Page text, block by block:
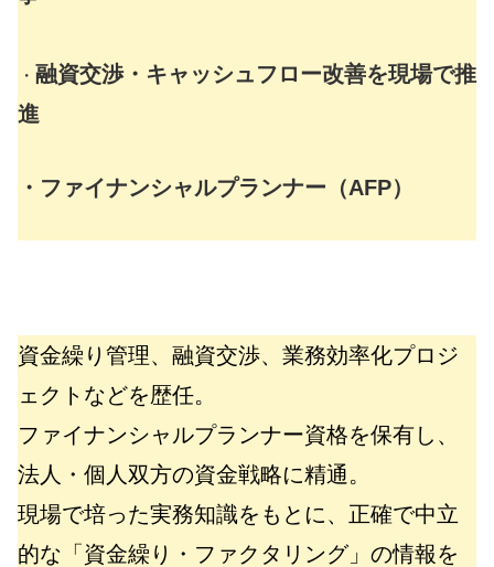
・ 融資交渉・キャッシュフロー改善を現場で推
進
・ファイナンシャルプランナー（AFP）
資金繰り管理、融資交渉、業務効率化プロジ
ェクトなどを歴任。
ファイナンシャルプランナー資格を保有し、
法人・個人双方の資金戦略に精通。
現場で培った実務知識をもとに、正確で中立
的な「資金繰り・ファクタリング」の情報を